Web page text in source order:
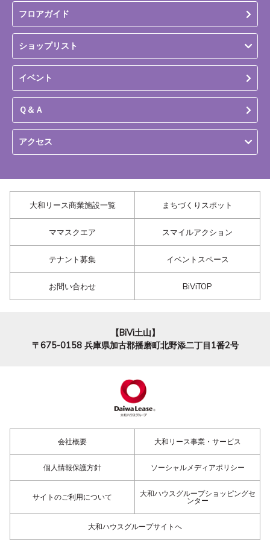
フロアガイド
ショップリスト
イベント
Ｑ＆Ａ
アクセス
大和リース商業施設一覧 まちづくりスポット
ママスクエア スマイルアクション
テナント募集 イベントスペース
お問い合わせ BiViTOP
【BiVi土山】
〒675-0158 兵庫県加古郡播磨町北野添二丁目1番2号
会社概要 大和リース事業・サービス
個人情報保護方針 ソーシャルメディアポリシー
サイトのご利用について
大和ハウスグループショッピングセ
ンター
大和ハウスグループサイトへ